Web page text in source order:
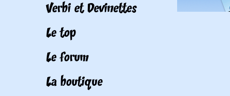
Verbi et Devinettes
Le top
Le forum
La boutique